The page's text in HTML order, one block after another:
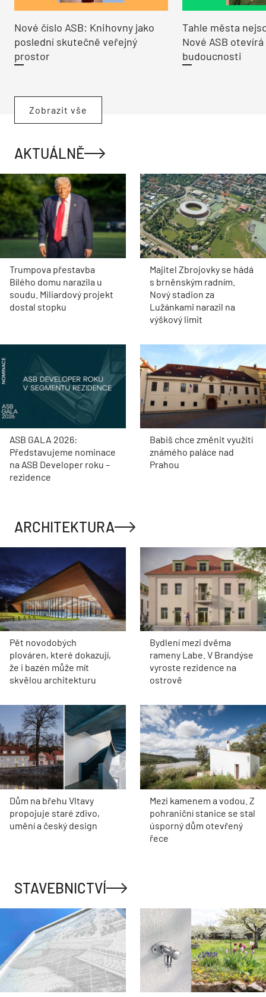
Nové číslo ASB: Knihovny jako
poslední skutečně veřejný
prostor
Tahle města
Nové ASB
budoucnosti
Zobrazit vše
AKTUÁLNĚ
Trumpova přestavba
Bílého domu narazila u
soudu. Miliardový projekt
dostal stopku
Majitel Zbrojovky se hádá
s brněnským radním.
Nový stadion za
Lužánkami narazil na
výškový limit
ASB GALA 2026:
Představujeme nominace
na ASB Developer roku –
rezidence
Babiš chce změnit využití
známého paláce nad
Prahou
ARCHITEKTURA
Pět novodobých
plováren, které dokazují,
že i bazén může mít
skvělou architekturu
Bydlení mezi dvěma
rameny Labe. V Brandýse
vyroste rezidence na
ostrově
Dům na břehu Vltavy
propojuje staré zdivo,
umění a český design
Mezi kamenem a vodou. Z
pohraniční stanice se stal
úsporný dům otevřený
řece
STAVEBNICTVÍ